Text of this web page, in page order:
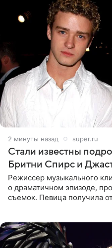
2 минуты назад super.ru
Стали известны
Бритни Спирс и
Режиссер музыкального
о драматичном эпизоде,
съемок. Певица получила